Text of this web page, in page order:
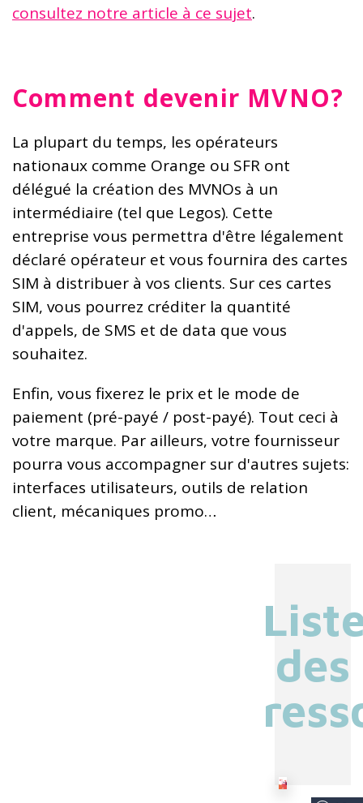
consultez notre article à ce sujet.
Comment devenir MVNO?
La plupart du temps, les opérateurs
nationaux comme Orange ou SFR ont
délégué la création des MVNOs à un
intermédiaire (tel que Legos). Cette
entreprise vous permettra d'être légalement
déclaré opérateur et vous fournira des cartes
SIM à distribuer à vos clients. Sur ces cartes
SIM, vous pourrez créditer la quantité
d'appels, de SMS et de data que vous
souhaitez.
Enfin, vous fixerez le prix et le mode de
paiement (pré-payé / post-payé). Tout ceci à
votre marque. Par ailleurs, votre fournisseur
pourra vous accompagner sur d'autres sujets:
interfaces utilisateurs, outils de relation
client, mécaniques promo…
des